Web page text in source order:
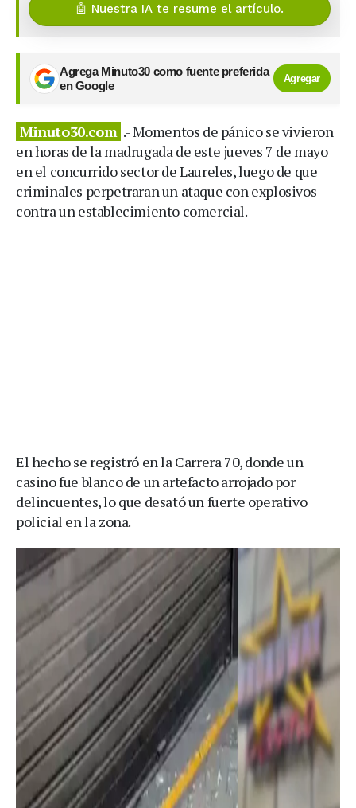
🤖 Nuestra IA te resume el artículo.
Agrega Minuto30 como fuente preferida
en Google
Agregar
Minuto30.com .- Momentos de pánico se vivieron
en horas de la madrugada de este jueves 7 de mayo
en el concurrido sector de Laureles, luego de que
criminales perpetraran un ataque con explosivos
contra un establecimiento comercial.
El hecho se registró en la Carrera 70, donde un
casino fue blanco de un artefacto arrojado por
delincuentes, lo que desató un fuerte operativo
policial en la zona.